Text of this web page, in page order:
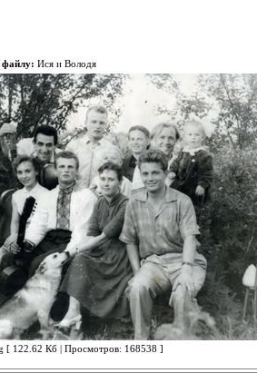
файлу: Ися и Володя
[ 122.62 Кб | Просмотров: 168538 ]